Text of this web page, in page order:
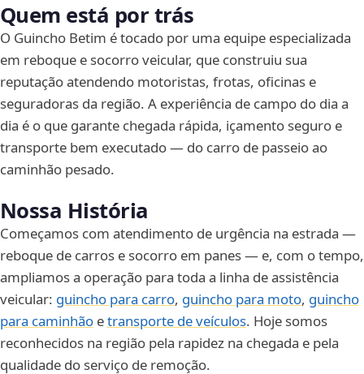
Quem está por trás
O Guincho Betim é tocado por uma equipe especializada
em reboque e socorro veicular, que construiu sua
reputação atendendo motoristas, frotas, oficinas e
seguradoras da região. A experiência de campo do dia a
dia é o que garante chegada rápida, içamento seguro e
transporte bem executado — do carro de passeio ao
caminhão pesado.
Nossa História
Começamos com atendimento de urgência na estrada —
reboque de carros e socorro em panes — e, com o tempo,
ampliamos a operação para toda a linha de assistência
veicular: guincho para carro, guincho para moto, guincho
para caminhão etransporte de veículos. Hoje somos
reconhecidos na região pela rapidez na chegada e pela
qualidade do serviço de remoção.